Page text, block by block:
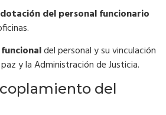
del personal funcionario
del personal y su vinculación
y la Administración de Justicia.
del